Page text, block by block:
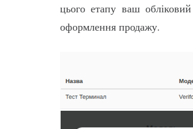
цього етапу ваш
оформлення продажу.